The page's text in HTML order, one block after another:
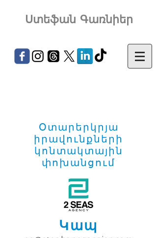
Ստեֆան Գառնիեր
Օտարերկրյա
իրավունքների
կոնտակտային
փոխանցում
Կապ